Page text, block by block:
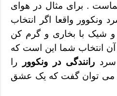
. برای مثال در هوای
ونکوور واقعا اگر انتخاب
شیک با بخاری و گرم کن
انتخاب شما این است که
سرد رانندگی در ونکوور
را
می توان گفت که یک عشق